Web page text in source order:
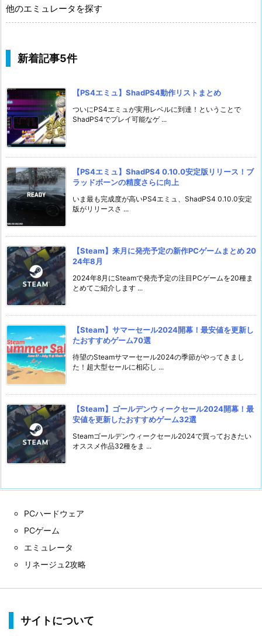
他のエミュレータを探す
新着記事5件
【PS4エミュ】ShadPS4動作リストまとめ
ついにPS4エミュが実用レベルに到達！ということで
ShadPS4でプレイ可能なゲ ...
【PS4エミュ】ShadPS4 0.10.0安定版リリース！ブ
ラッドボーンの精度さらに向上
いま最も完成度が高いPS4エミュ、ShadPS4 0.10.0安定
版がリリースさ ...
【Steam】来月に発売予定の新作PCゲームまとめ 20
24年8月
2024年8月にSteamで発売予定の注目PCゲームを20種ま
とめてご紹介します ...
【Steam】サマーセール2024開幕！最安値を更新し
たおすすめゲーム70選
待望のSteamサマーセール2024の季節がやってきまし
た！超大型セールに相応し ...
【Steam】ゴールデンウィークセール2024開幕！最
安値を更新したおすすめゲーム32選
Steamゴールデンウィークセール2024で買っておきたい
オススメ作品32種をま ...
PCハードウェア
PCゲーム
エミュレータ
リネージュ2攻略
サイトについて